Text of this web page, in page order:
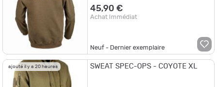
45,90 €
Achat Immédiat
Neuf - Dernier exemplaire
ajouté il y a 20 heures SWEAT SPEC-OPS - COYOTE XL